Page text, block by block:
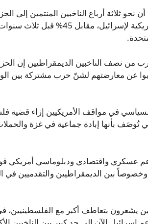
نحو ثلاثة أرباع الناخبين المنتمين إلى
الديمقراطي يعارضون المساعدات العسكرية الأمريكية
من نصف الناخبين الديمقراطيين إن
أكثر من اللازم، كما أن 95% أعربوا عن معارضتهم لشنّ حرب
في مواقف الأمريكيين إزاء قضية
تُوصَف بأنها إبادة جماعية في غزة
عسكري واقتصادي ودبلوماسي أمريكي
بين الديمقراطيين والتقدميين في
الديمقراطيين يشعرون بتعاطف أكبر مع